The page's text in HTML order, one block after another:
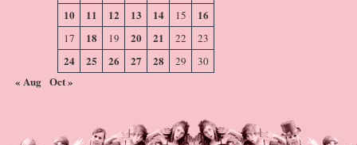
10
11 12 13 14 15 16
17 18 19 20 21 22 23
24 25 26 27 28 29 30
« Aug Oct »